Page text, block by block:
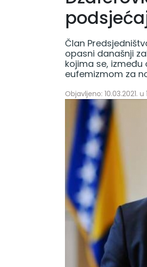
Član
opasni današnji
kojima se,
eufemizmom za
Objavljeno: 10.03.2021. u